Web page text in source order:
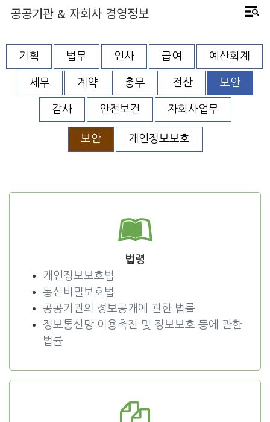
공공기관 & 자회사 경영정보
기획 법무 인사 급여 예산회계
세무 계약 총무 전산 보안
감사 안전보건 자회사업무
보안 개인정보보호
법령
개인정보보호법
통신비밀보호법
공공기관의 정보공개에 관한 법률
정보통신망 이용촉진 및 정보보호 등에 관한
법률